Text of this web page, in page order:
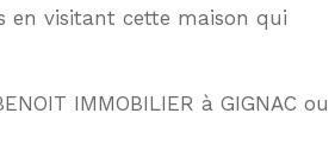
en visitant cette maison qui
IMMOBILIER à GIGNAC ou